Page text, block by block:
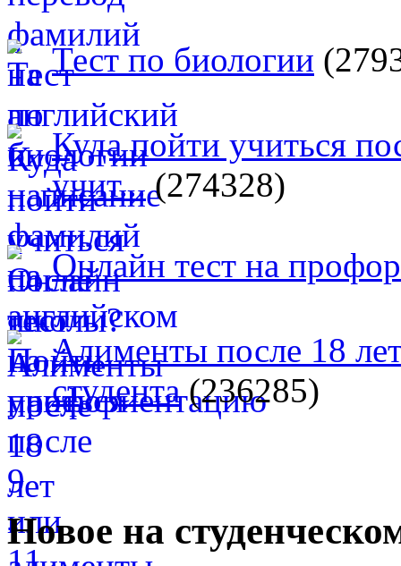
Тест по биологии
Куда пойти учиться
учит...(274328)
Онлайн тест на
Алименты после 18
студента(236285)
Новое на